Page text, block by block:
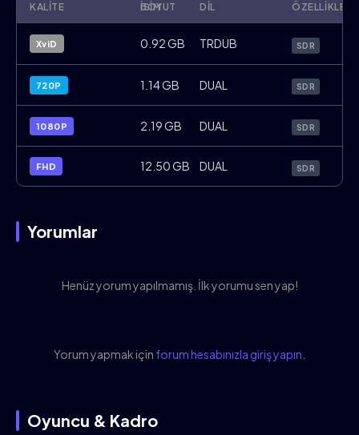
KALITE İSIM
BOYUT DIL ÖZELLIKLER
XviD 0.92 GB TRDUB SDR
720P 1.14 GB DUAL SDR
1080P 2.19 GB DUAL SDR
FHD 12.50 GB DUAL SDR
Yorumlar
Henüz yorum yapılmamış. İlk yorumu sen yap!
Yorum yapmak için forum hesabınızla giriş yapın
Oyuncu & Kadro